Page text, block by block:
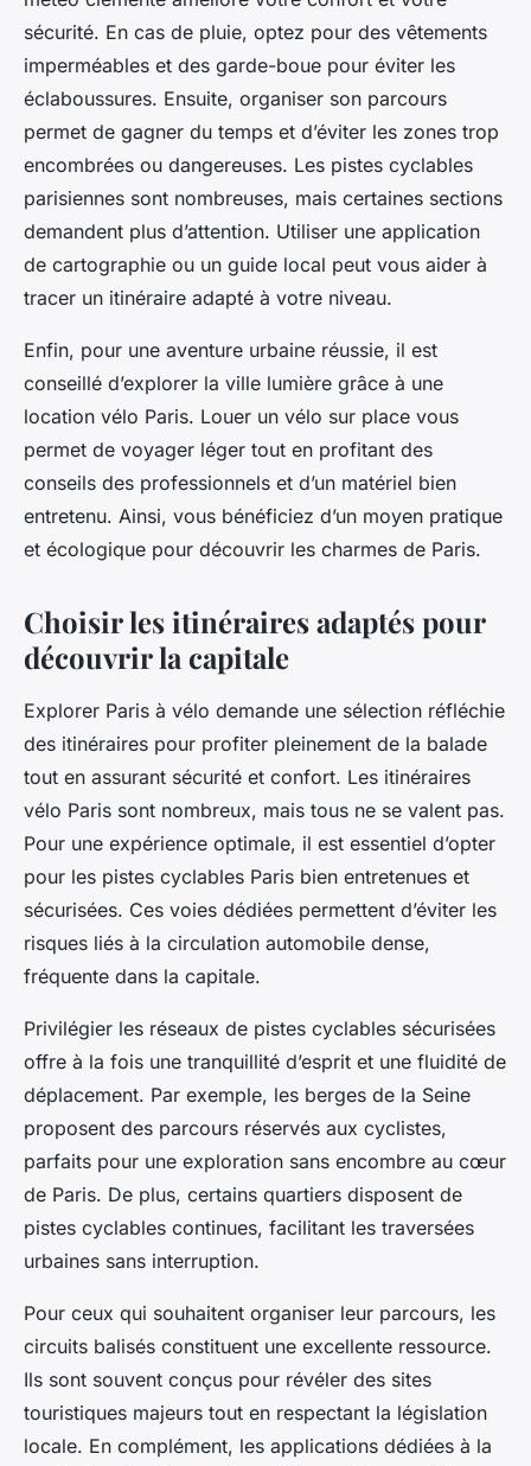
sécurité. En cas de pluie, optez pour des vêtements
imperméables et des garde-boue pour éviter les
éclaboussures. Ensuite, organiser son parcours
permet de gagner du temps et d’éviter les zones trop
encombrées ou dangereuses. Les pistes cyclables
parisiennes sont nombreuses, mais certaines sections
demandent plus d’attention. Utiliser une application
de cartographie ou un guide local peut vous aider à
tracer un itinéraire adapté à votre niveau.
Enfin, pour une aventure urbaine réussie, il est
conseillé d’explorer la ville lumière grâce à une
location vélo Paris. Louer un vélo sur place vous
permet de voyager léger tout en profitant des
conseils des professionnels et d’un matériel bien
entretenu. Ainsi, vous bénéficiez d’un moyen pratique
et écologique pour découvrir les charmes de Paris.
Choisir les itinéraires adaptés pour
découvrir la capitale
Explorer Paris à vélo demande une sélection réfléchie
des itinéraires pour profiter pleinement de la balade
tout en assurant sécurité et confort. Les itinéraires
vélo Paris sont nombreux, mais tous ne se valent pas.
Pour une expérience optimale, il est essentiel d’opter
pour les pistes cyclables Paris bien entretenues et
sécurisées. Ces voies dédiées permettent d’éviter les
risques liés à la circulation automobile dense,
fréquente dans la capitale.
Privilégier les réseaux de pistes cyclables sécurisées
offre à la fois une tranquillité d’esprit et une fluidité de
déplacement. Par exemple, les berges de la Seine
proposent des parcours réservés aux cyclistes,
parfaits pour une exploration sans encombre au cœur
de Paris. De plus, certains quartiers disposent de
pistes cyclables continues, facilitant les traversées
urbaines sans interruption.
Pour ceux qui souhaitent organiser leur parcours, les
circuits balisés constituent une excellente ressource.
Ils sont souvent conçus pour révéler des sites
touristiques majeurs tout en respectant la législation
locale. En complément, les applications dédiées à la